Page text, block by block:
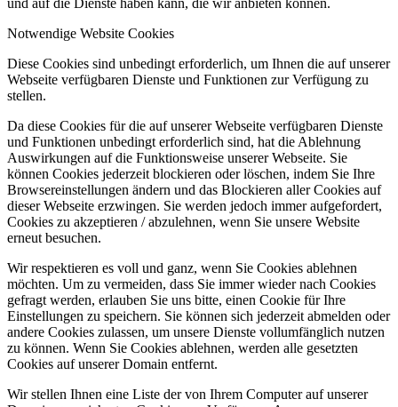
Notwendige Website Cookies
Diese Cookies sind unbedingt erforderlich, um Ihnen die auf unserer
Webseite verfügbaren Dienste und Funktionen zur Verfügung zu
stellen.
Da diese Cookies für die auf unserer Webseite verfügbaren Dienste
und Funktionen unbedingt erforderlich sind, hat die Ablehnung
Auswirkungen auf die Funktionsweise unserer Webseite. Sie
können Cookies jederzeit blockieren oder löschen, indem Sie Ihre
Browsereinstellungen ändern und das Blockieren aller Cookies auf
dieser Webseite erzwingen. Sie werden jedoch immer aufgefordert,
Cookies zu akzeptieren / abzulehnen, wenn Sie unsere Website
erneut besuchen.
Wir respektieren es voll und ganz, wenn Sie Cookies ablehnen
möchten. Um zu vermeiden, dass Sie immer wieder nach Cookies
gefragt werden, erlauben Sie uns bitte, einen Cookie für Ihre
Einstellungen zu speichern. Sie können sich jederzeit abmelden oder
andere Cookies zulassen, um unsere Dienste vollumfänglich nutzen
zu können. Wenn Sie Cookies ablehnen, werden alle gesetzten
Cookies auf unserer Domain entfernt.
Wir stellen Ihnen eine Liste der von Ihrem Computer auf unserer